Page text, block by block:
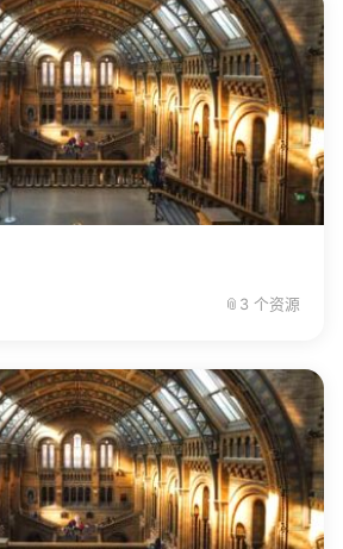
📎 3 个资源